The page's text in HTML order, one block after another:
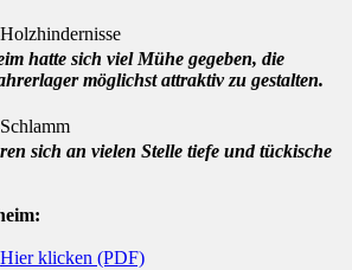
hatte sich viel Mühe gegeben, die
möglichst attraktiv zu gestalten.
sich an vielen Stelle tiefe und tückische
Hier klicken (PDF)